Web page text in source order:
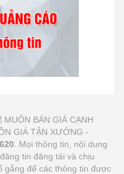
BÁN GIÁ CẠNH
GIÁ TẬN XƯỞNG -
. Mọi thông tin, nội dung
tin đăng tải và chịu
gắng để các thông tin được